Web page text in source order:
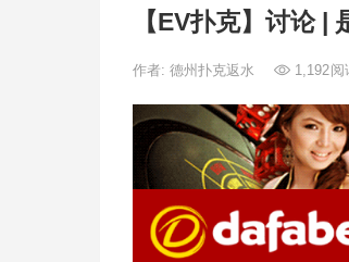
【EV扑克】讨论 |
作者: 德州扑克返水 1,192阅